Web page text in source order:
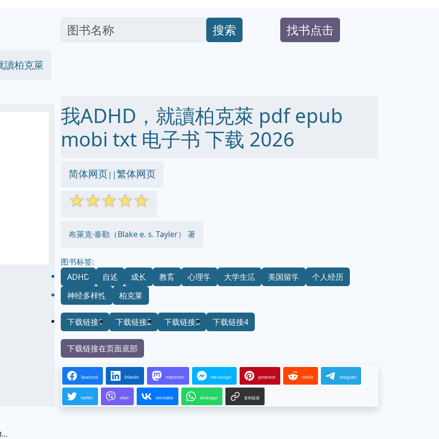
搜索 找书点击
讀柏克萊
我ADHD，就讀柏克萊 pdf epub
mobi txt 电子书 下载 2026
简体网页||繁体网页
☆☆☆☆☆
布萊克·泰勒（Blake e. s. Tayler） 著
图书标签:
ADHD
自述 成长 教育 心理学 大学生活 美国留学
个人经历
神经多样性
柏克莱
下载链接1 下载链接2 下载链接3 下载链接4
下载链接在页面底部
facebook linkedin mastodon messenger pinterest reddit telegram
twitter viber vkontakte whatsapp 复制链接